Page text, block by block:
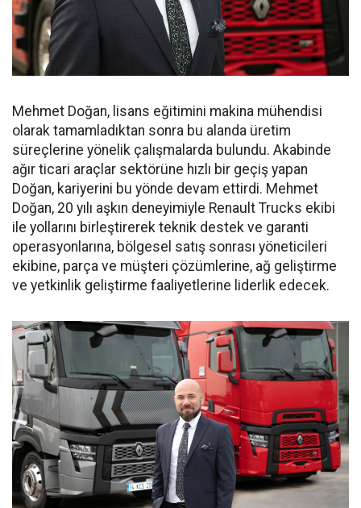
Mehmet Doğan, lisans eğitimini makina mühendisi
olarak tamamladıktan sonra bu alanda üretim
süreçlerine yönelik çalışmalarda bulundu. Akabinde
ağır ticari araçlar sektörüne hızlı bir geçiş yapan
Doğan, kariyerini bu yönde devam ettirdi. Mehmet
Doğan, 20 yılı aşkın deneyimiyle Renault Trucks ekibi
ile yollarını birleştirerek teknik destek ve garanti
operasyonlarına, bölgesel satış sonrası yöneticileri
ekibine, parça ve müşteri çözümlerine, ağ geliştirme
ve yetkinlik geliştirme faaliyetlerine liderlik edecek.